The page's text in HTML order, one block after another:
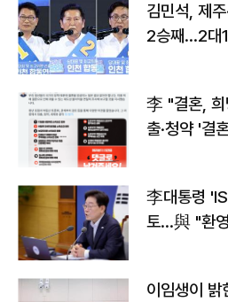
김민석, 제
2승째…2대
李 "결혼,
출·청약 '결
李대통령
토…與 "환
이임생이